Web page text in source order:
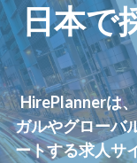
日本で
HirePlannerは
ガルやグローバ
ートする求人サ